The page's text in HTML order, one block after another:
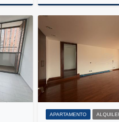
Venta
APARTAMENTO